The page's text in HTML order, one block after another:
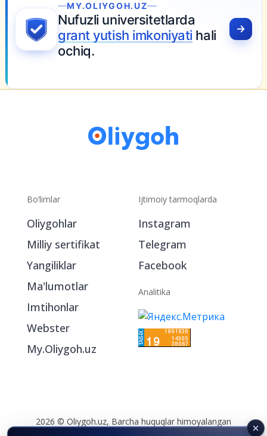
MY.OLIYGOH.UZ
Nufuzli universitetlarda
grant yutish imkoniyati hali
ochiq.
Bo‘limlar
Oliygohlar
Milliy sertifikat
Yangiliklar
Ma'lumotlar
Imtihonlar
Webster
My.Oliygoh.uz
Ijtimoiy tarmoqlarda
Instagram
Telegram
Facebook
Analitika
2026 © Oliygoh.uz, Barcha huquqlar himoyalangan